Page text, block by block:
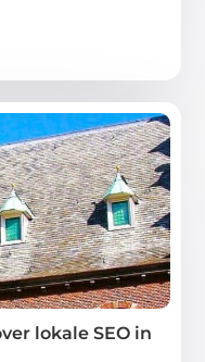
lokale SEO in